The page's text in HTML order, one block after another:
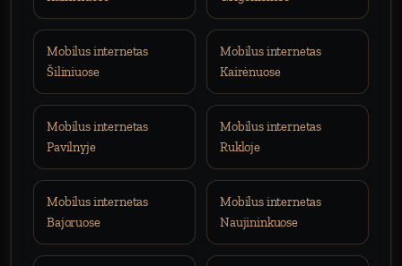
Mobilus internetas
Šiliniuose
Mobilus internetas
Kairėnuose
Mobilus internetas
Pavilnyje
Mobilus internetas
Rukloje
Mobilus internetas
Bajoruose
Mobilus internetas
Naujininkuose